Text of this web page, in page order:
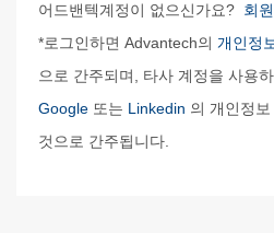
어드밴텍계정이 없으신가요? 회
*로그인하면 Advantech의 개인정
으로 간주되며, 타사 계정을 사용
Google 또는 Linkedin 의 개인정
것으로 간주됩니다.